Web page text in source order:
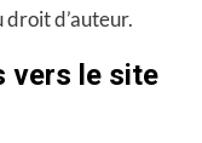
d’auteur.
vers le site